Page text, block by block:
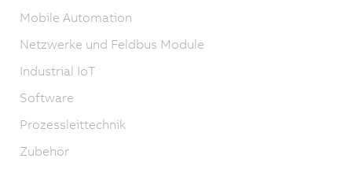
Mobile Automation
Netzwerke und Feldbus Module
Industrial IoT
Software
Prozessleittechnik
Zubehör